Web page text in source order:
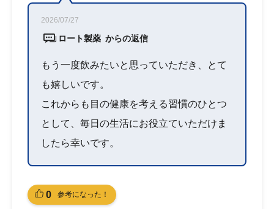
ロート製薬 からの返信
2026/07/27
もう一度飲みたいと思っていただき、とて
も嬉しいです。
これからも目の健康を考える習慣のひとつ
として、毎日の生活にお役立ていただけま
したら幸いです。
0 参考になった！